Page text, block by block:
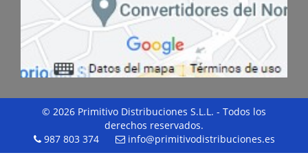
© 2026 Primitivo Distribuciones S.L.L. - Todos los
derechos reservados.
987 803 374
info@primitivodistribuciones.es